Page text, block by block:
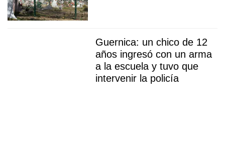
Guernica: un chico de 12
años ingresó con un arma
a la escuela y tuvo que
intervenir la policía